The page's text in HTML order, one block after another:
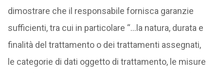
dimostrare che il responsabile fornisca garanzie
sufficienti, tra cui in particolare “…la natura, durata e
finalità del trattamento o dei trattamenti assegnati,
le categorie di dati oggetto di trattamento, le misure